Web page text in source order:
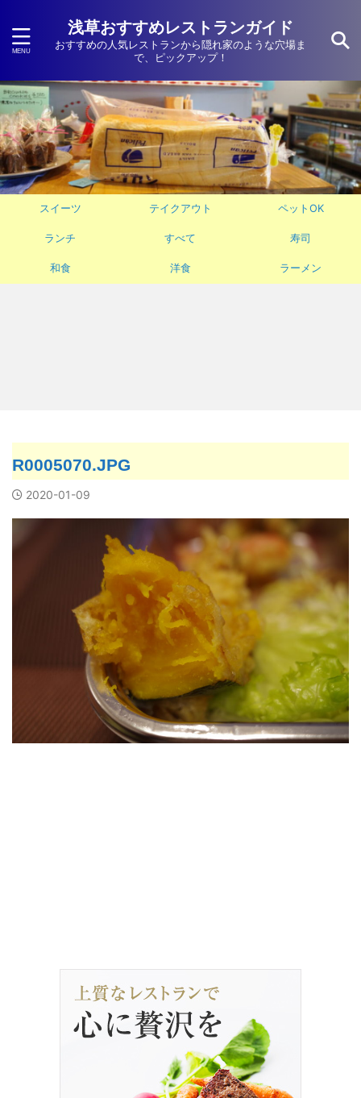
浅草おすすめレストランガイド
おすすめの人気レストランから隠れ家のような穴場ま
で、ピックアップ！
スイーツ テイクアウト ペットOK
ランチ すべて 寿司
和食 洋食 ラーメン
R0005070.JPG
2020-01-09